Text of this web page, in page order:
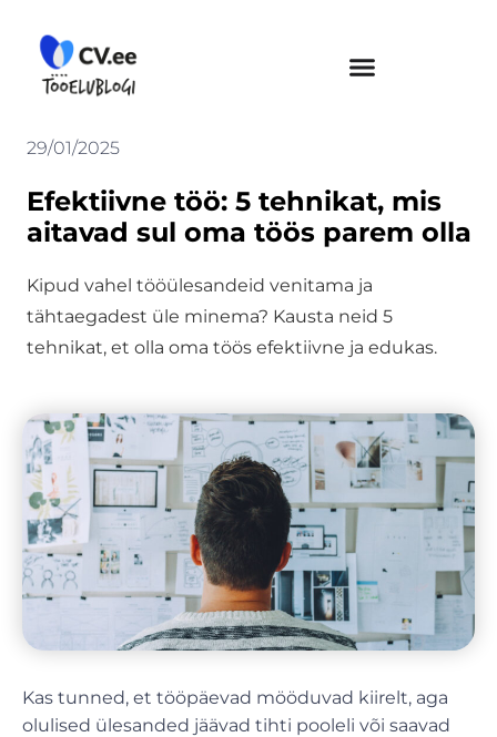
content
29/01/2025
Efektiivne töö: 5 tehnikat, mis
aitavad sul oma töös parem olla
Kipud vahel tööülesandeid venitama ja
tähtaegadest üle minema? Kausta neid 5
tehnikat, et olla oma töös efektiivne ja edukas.
Kas tunned, et tööpäevad mööduvad kiirelt, aga
olulised ülesanded jäävad tihti pooleli või saavad